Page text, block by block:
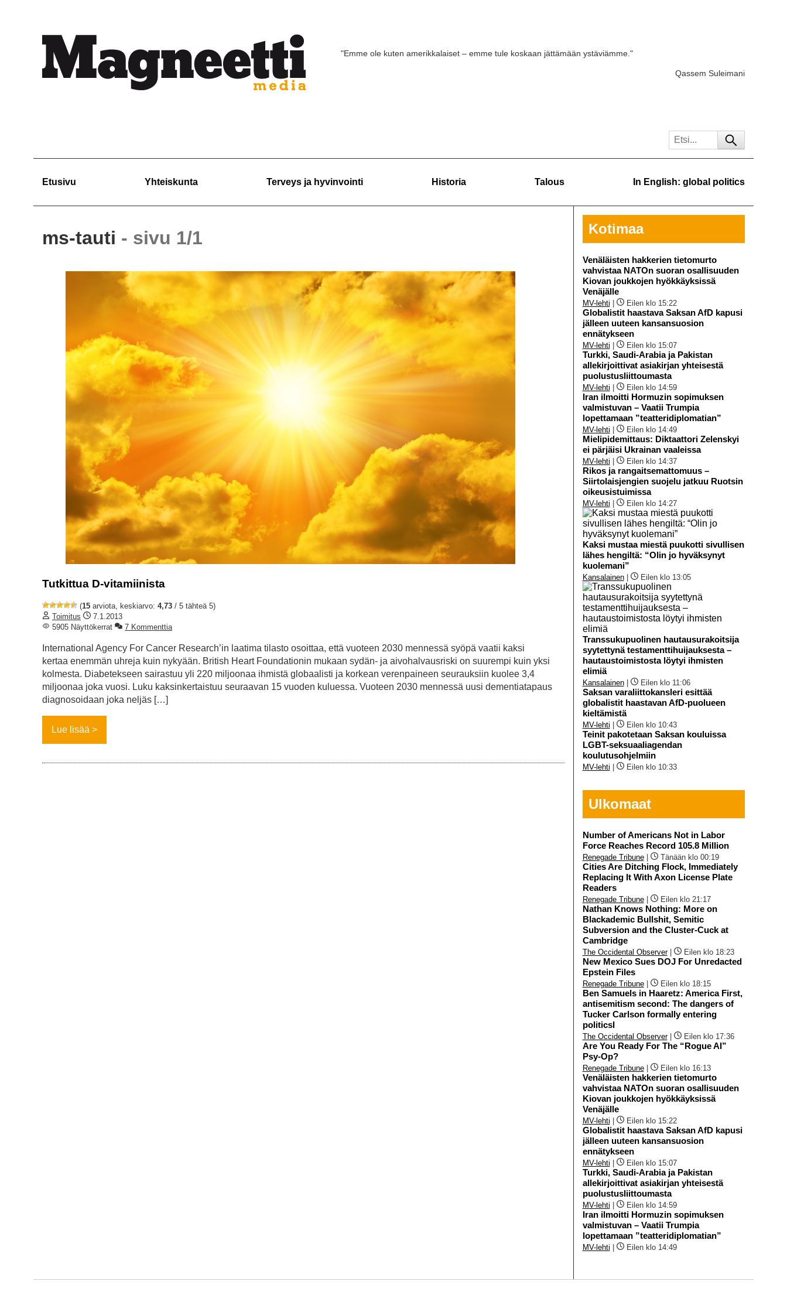
"Emme ole kuten amerikkalaiset – emme tule koskaan jättämään ystäviämme."
Qassem Suleimani
Etusivu Yhteiskunta Terveys ja hyvinvointi Historia Talous In English: global politics
ms-tauti - sivu 1/1
Tutkittua D-vitamiinista
(15 arviota, keskiarvo: 4,73 / 5 tähteä 5)
Toimitus
7.1.2013
5905 Näyttökerrat
7 Kommenttia
International Agency For Cancer Research’in laatima tilasto osoittaa, että vuoteen 2030 mennessä syöpä vaatii kaksi
kertaa enemmän uhreja kuin nykyään. British Heart Foundationin mukaan sydän- ja aivohalvausriski on suurempi kuin yksi
kolmesta. Diabetekseen sairastuu yli 220 miljoonaa ihmistä globaalisti ja korkean verenpaineen seurauksiin kuolee 3,4
miljoonaa joka vuosi. Luku kaksinkertaistuu seuraavan 15 vuoden kuluessa. Vuoteen 2030 mennessä uusi dementiatapaus
diagnosoidaan joka neljäs […]
Lue lisää
Kotimaa
Venäläisten hakkerien tietomurto
vahvistaa NATOn suoran osallisuuden
Kiovan joukkojen hyökkäyksissä
Venäjälle
MV-lehti Eilen klo 15:22
Globalistit haastava Saksan AfD kapusi
jälleen uuteen kansansuosion
ennätykseen
MV-lehti Eilen klo 15:07
Turkki, Saudi-Arabia ja Pakistan
allekirjoittivat asiakirjan yhteisestä
puolustusliittoumasta
MV-lehti Eilen klo 14:59
Iran ilmoitti Hormuzin sopimuksen
valmistuvan – Vaatii Trumpia
lopettamaan ”teatteridiplomatian”
MV-lehti Eilen klo 14:49
Mielipidemittaus: Diktaattori Zelenskyi
ei pärjäisi Ukrainan vaaleissa
MV-lehti Eilen klo 14:37
Rikos ja rangaitsemattomuus –
Siirtolaisjengien suojelu jatkuu Ruotsin
oikeusistuimissa
MV-lehti Eilen klo 14:27
Kaksi mustaa miestä puukotti sivullisen
lähes hengiltä: “Olin jo hyväksynyt
kuolemani”
Kansalainen| Eilen klo 13:05
Transsukupuolinen hautausurakoitsija
syytettynä testamenttihuijauksesta –
hautaustoimistosta löytyi ihmisten
elimiä
Kansalainen| Eilen klo 11:06
Saksan varaliittokansleri esittää
globalistit haastavan AfD-puolueen
kieltämistä
MV-lehti Eilen klo 10:43
Teinit pakotetaan Saksan kouluissa
LGBT-seksuaaliagendan
koulutusohjelmiin
MV-lehti Eilen klo 10:33
Ulkomaat
Number of Americans Not in Labor
Force Reaches Record 105.8 Million
Renegade Tribune| Tänään klo 00:19
Cities Are Ditching Flock, Immediately
Replacing It With Axon License Plate
Readers
Renegade Tribune| Eilen klo 21:17
Nathan Knows Nothing: More on
Blackademic Bullshit, Semitic
Subversion and the Cluster-Cuck at
Cambridge
The Occidental Observer| Eilen klo 18:23
New Mexico Sues DOJ For Unredacted
Epstein Files
Renegade Tribune| Eilen klo 18:15
Ben Samuels in Haaretz: America First,
antisemitism second: The dangers of
Tucker Carlson formally entering
politicsI
The Occidental Observer| Eilen klo 17:36
Are You Ready For The “Rogue AI”
Psy-Op?
Renegade Tribune| Eilen klo 16:13
Venäläisten hakkerien tietomurto
vahvistaa NATOn suoran osallisuuden
Kiovan joukkojen hyökkäyksissä
Venäjälle
MV-lehti Eilen klo 15:22
Globalistit haastava Saksan AfD kapusi
jälleen uuteen kansansuosion
ennätykseen
MV-lehti Eilen klo 15:07
Turkki, Saudi-Arabia ja Pakistan
allekirjoittivat asiakirjan yhteisestä
puolustusliittoumasta
MV-lehti Eilen klo 14:59
Iran ilmoitti Hormuzin sopimuksen
valmistuvan – Vaatii Trumpia
lopettamaan ”teatteridiplomatian”
MV-lehti Eilen klo 14:49